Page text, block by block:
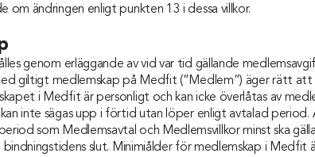
om ändringen enligt punkten 13 i dessa villkor.
genom erläggande av vid var tid gällande
giltigt medlemskap på Medfit (”Medlem”) äger rätt att
i Medfit är personligt och kan icke överlåtas av
inte sägas upp i förtid utan löper enligt avtalad period.
som Medlemsavtal och Medlemsvillkor minst ska
slut. Minimiålder för medlemskap i Medfit